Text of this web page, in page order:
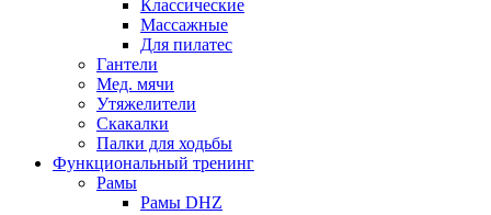
Классические
Массажные
Для пилатес
Гантели
Мед. мячи
Утяжелители
Скакалки
Палки для ходьбы
Функциональный тренинг
Рамы
Рамы DHZ